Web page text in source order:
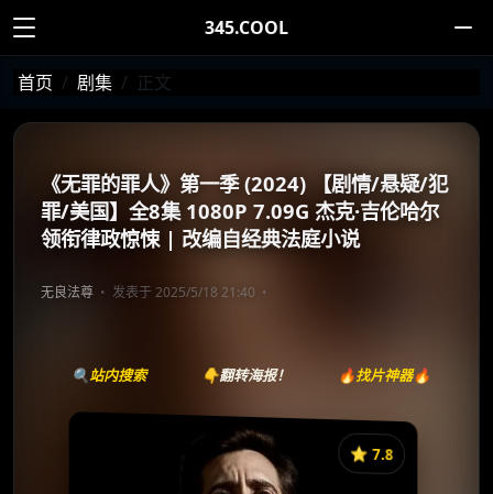
345.COOL
首页 剧集 正文
《无罪的罪人》第一季 (2024) 【剧情/悬疑/犯
罪/美国】全8集 1080P 7.09G 杰克·吉伦哈尔
领衔律政惊悚 | 改编自经典法庭小说
无良法尊 发表于 2025/5/18 21:40
🔍站内搜索 👇翻转海报！ 🔥找片神器🔥
⭐️ 7.8
《Presumed Innocent》